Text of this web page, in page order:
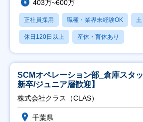
403万~600万
正社員採用 職種・業界未経験OK
休日120日以上 産休・育休あり
SCMオペレーション部_倉庫スタ
新卒/ジュニア層歓迎】
株式会社クラス（CLAS）
千葉県